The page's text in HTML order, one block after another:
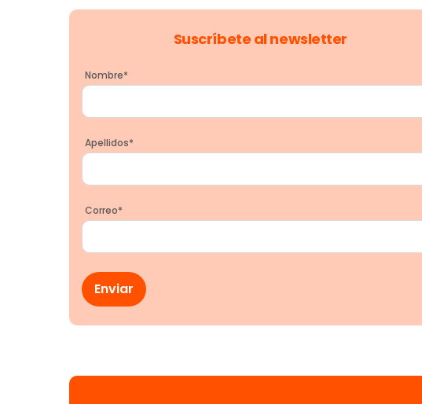
Suscríbete al newsletter
Nombre*
Apellidos*
Correo*